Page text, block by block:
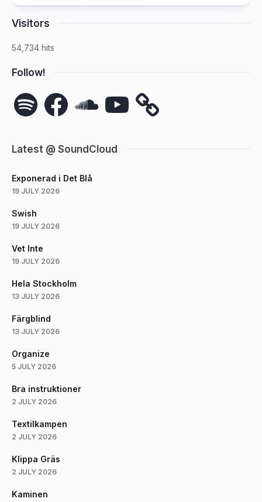
Visitors
54,734 hits
Follow!
Spotify Facebook YouTube
Latest @ SoundCloud
Exponerad i Det Blå
19 JULY 2026
Swish
19 JULY 2026
Vet Inte
19 JULY 2026
Hela Stockholm
13 JULY 2026
Färgblind
13 JULY 2026
Organize
5 JULY 2026
Bra instruktioner
2 JULY 2026
Textilkampen
2 JULY 2026
Klippa Gräs
2 JULY 2026
Kaminen